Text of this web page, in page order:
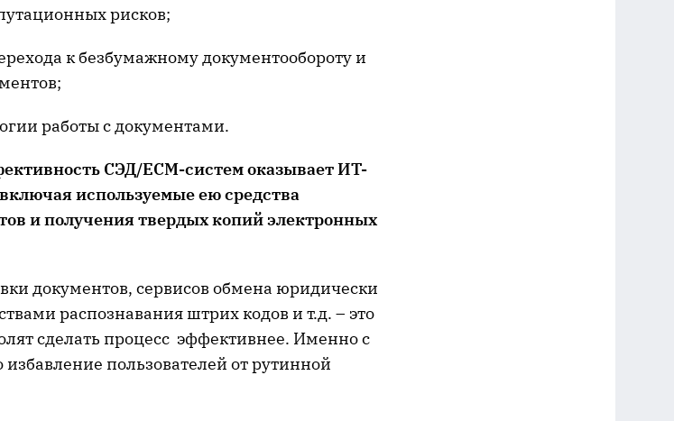
рисков;
к безбумажному документообороту и
работы с документами.
СЭД/ECM-систем оказывает ИТ-
используемые ею средства
и получения твердых копий электронных
документов, сервисов обмена юридически
распознавания штрих кодов и т.д. – это
сделать процесс эффективнее. Именно с
пользователей от рутинной